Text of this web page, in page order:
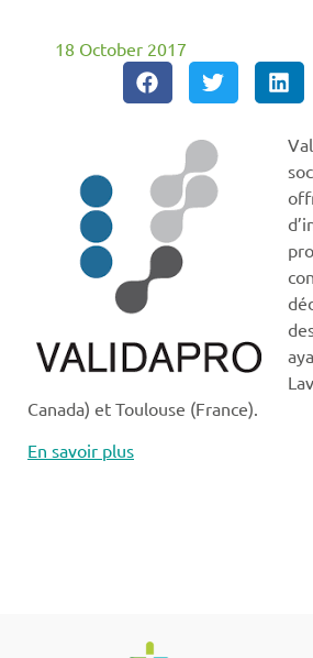
18 October 2017
Canada) et Toulouse (France).
En savoir plus